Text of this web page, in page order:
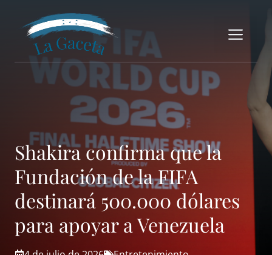
contenido
Shakira confirma que la
Fundación de la FIFA
destinará 500.000 dólares
para apoyar a Venezuela